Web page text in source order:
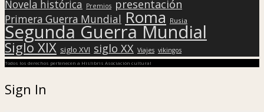
Novela histórica Premios presentación
Primera Guerra Mundial Roma Rusia
Segunda Guerra Mundial
Siglo XIX siglo XVI siglo XX Viajes vikingos
Todos los derechos pertenecen a Hislibris Asociación cultural
Sign In